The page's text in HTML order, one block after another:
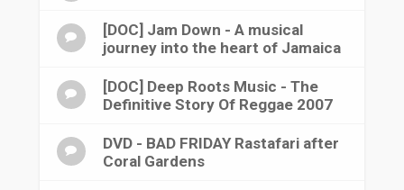
[DOC] Jam Down - A musical
journey into the heart of Jamaica
[DOC] Deep Roots Music - The
Definitive Story Of Reggae 2007
DVD - BAD FRIDAY Rastafari after
Coral Gardens